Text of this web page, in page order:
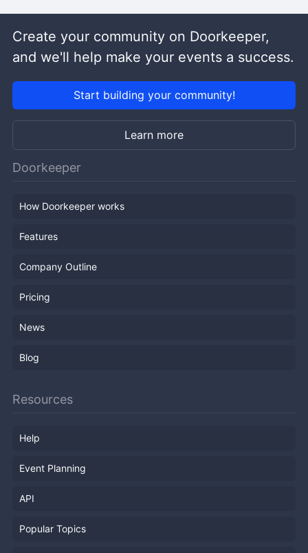
Create your community on Doorkeeper,
and we'll help make your events a success.
Start building your community!
Learn more
Doorkeeper
How Doorkeeper works
Features
Company Outline
Pricing
News
Blog
Resources
Help
Event Planning
API
Popular Topics